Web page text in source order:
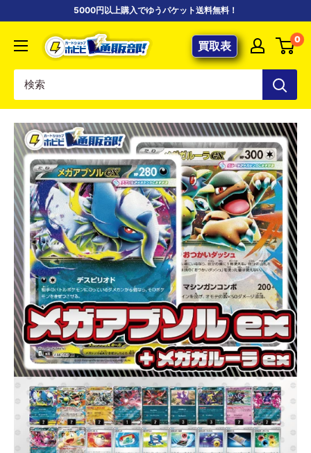
5000円以上購入でゆうパケット送料無料！
【ポ
ケ
専
門
店】
カ
ー
ド
シ
ョ
ッ
プ
ホ
ビ
ビ
通
販
部
買取表 0